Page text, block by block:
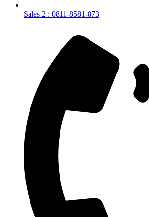
Sales 2 : 0811-8581-873